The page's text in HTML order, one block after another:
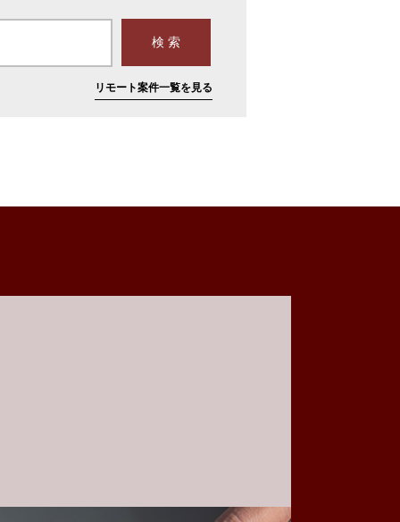
リモート案件一覧を見る